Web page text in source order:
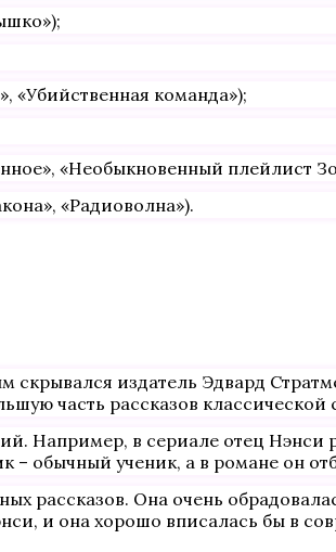
«Убийственная команда»);
«Необыкновенный плейлист
«Радиоволна»).
издатель Эдвард
часть рассказов классической
Например, в сериале отец Нэнси
– обычный ученик, а в романе он
рассказов. Она очень
и она хорошо вписалась бы в